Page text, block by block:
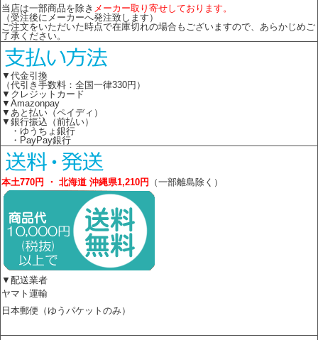
当店は一部商品を除き メーカー取り寄せしております。
（受注後にメーカーへ発注致します）
ご注文をいただいた時点で在庫切れの場合もございますので、あらかじめご
了承ください。
▼代金引換
（代引き手数料：全国一律330円）
▼クレジットカード
▼Amazonpay
▼あと払い（ペイディ）
▼銀行振込（前払い）
・ゆうちょ銀行
・PayPay銀行
本土770円 ・ 北海道 沖縄県1,210円 （一部離島除く）
▼配送業者
ヤマト運輸
日本郵便（ゆうパケットのみ）